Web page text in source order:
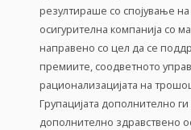
резултираше со спојување
осигурителна компанија со
направено со цел да се
премиите, соодветното
рационализацијата на
Групацијата дополнително
дополнително здравствено